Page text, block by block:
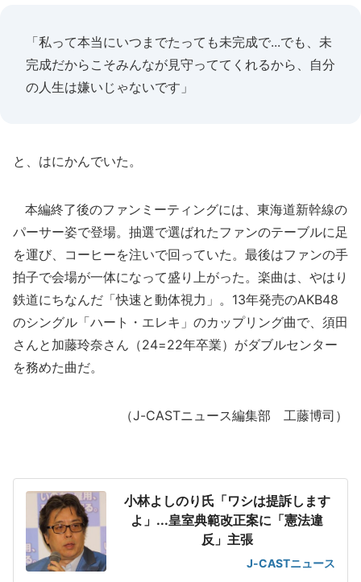
「私って本当にいつまでたっても未完成で...でも、未
完成だからこそみんなが見守っててくれるから、自分
の人生は嫌いじゃないです」
と、はにかんでいた。
本編終了後のファンミーティングには、東海道新幹線の
パーサー姿で登場。抽選で選ばれたファンのテーブルに足
を運び、コーヒーを注いで回っていた。最後はファンの手
拍子で会場が一体になって盛り上がった。楽曲は、やはり
鉄道にちなんだ「快速と動体視力」。13年発売のAKB48
のシングル「ハート・エレキ」のカップリング曲で、須田
さんと加藤玲奈さん（24=22年卒業）がダブルセンター
を務めた曲だ。
（J-CASTニュース編集部 工藤博司）
小林よしのり氏「ワシは提訴します
よ」...皇室典範改正案に「憲法違
反」主張
J-CASTニュース